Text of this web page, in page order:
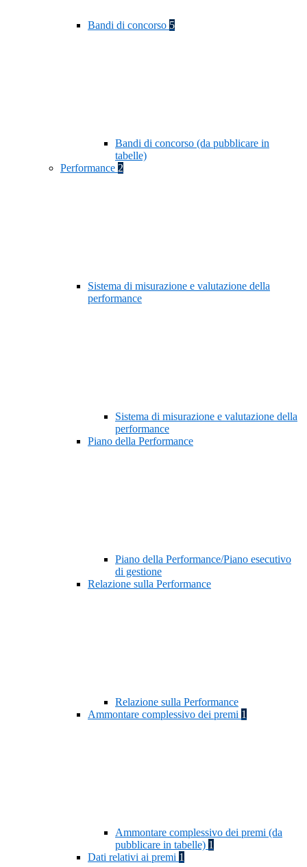
Bandi di concorso 5
Bandi di concorso (da pubblicare in
tabelle)
Performance 2
Sistema di misurazione e valutazione della
performance
Sistema di misurazione e valutazione della
performance
Piano della Performance
Piano della Performance/Piano esecutivo
di gestione
Relazione sulla Performance
Relazione sulla Performance
Ammontare complessivo dei premi 1
Ammontare complessivo dei premi (da
pubblicare in tabelle) 1
Dati relativi ai premi 1